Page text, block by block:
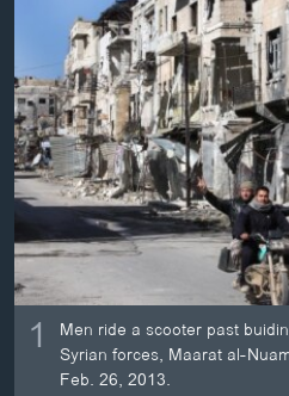
ຊີວິດຊາວລາວ
ຊຸມຊົນຊາວລາວ
ວິທະຍາສາດ-ເທັກໂນໂລຈີ
ທຸລະກິດ
ພາສາອັງກິດ
ວີດີໂອ
ສຽງ
ລາຍການກະຈາຍສຽງ
ລາຍງານ
ຕິດຕາມພວກເຮົາ ທີ່
1
Men ride a scooter past
Syrian forces, Maarat al-
Feb. 26, 2013.